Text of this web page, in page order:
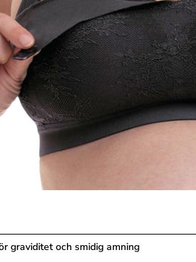
graviditet och smidig amning